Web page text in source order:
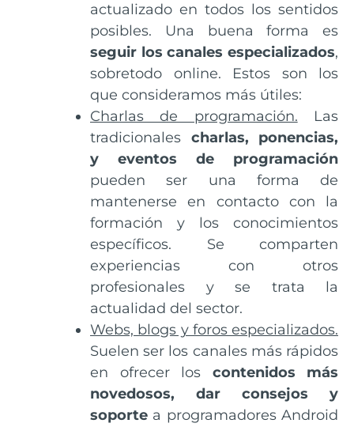
actualizado en todos los sentidos
posibles. Una buena forma es
seguir los canales especializados,
sobretodo online. Estos son los
que consideramos más útiles:
Charlas de programación. Las
tradicionales charlas, ponencias,
y eventos de programación
pueden ser una forma de
mantenerse en contacto con la
formación y los conocimientos
específicos. Se comparten
experiencias con otros
profesionales y se trata la
actualidad del sector.
Webs, blogs y foros especializados.
Suelen ser los canales más rápidos
en ofrecer los contenidos más
novedosos, dar consejos y
soporte a programadores Android